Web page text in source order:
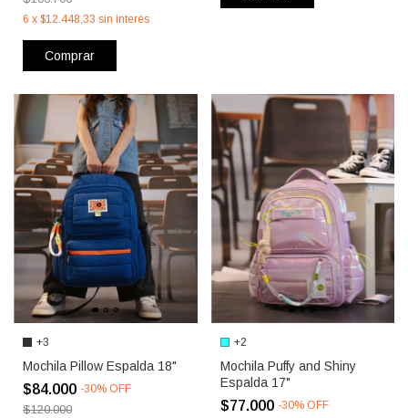
6 x $12.448,33 sin interés
Comprar
+3
Mochila Pillow Espalda 18"
$84.000 -30% OFF
$120.000
+2
Mochila Puffy and Shiny
Espalda 17"
$77.000 -30% OFF